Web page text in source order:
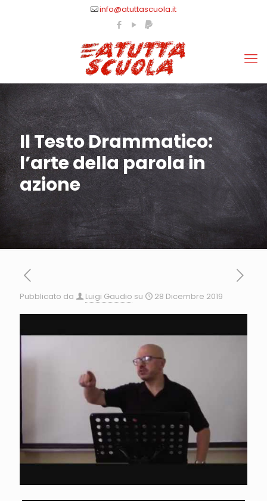
info@atuttascuola.it
Il Testo Drammatico:
l’arte della parola in
azione
Pubblicato da Luigi Gaudio su 28 Dicembre 2019